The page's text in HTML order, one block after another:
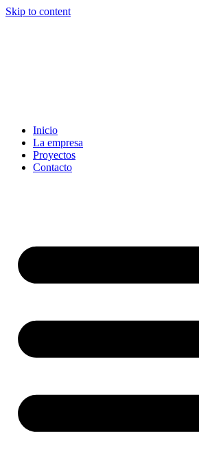
Skip to content
Inicio
La empresa
Proyectos
Contacto